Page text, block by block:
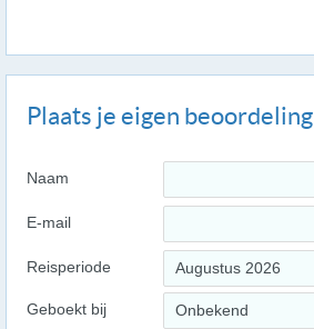
Plaats je eigen beoordeling
Naam
E-mail
Reisperiode Augustus 2026
Geboekt bij Onbekend